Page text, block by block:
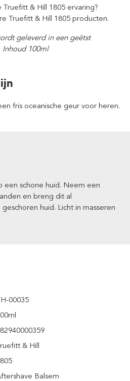
& Hill 1805 ervaring?
Truefitt & Hill 1805 producten.
geleverd in een geëtst
100ml
fris oceanische geur voor heren.
een schone huid. Neem een
en breng dit al
huid. Licht in masseren
00035
& Hill
Balsem